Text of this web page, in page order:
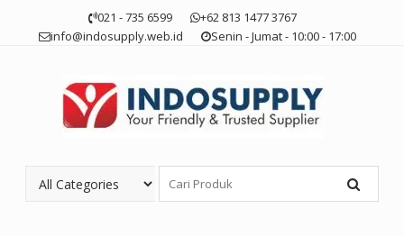
021 - 735 6599
+62 813 1477 3767
info@indosupply.web.id
Senin - Jumat - 10:00 - 17:00